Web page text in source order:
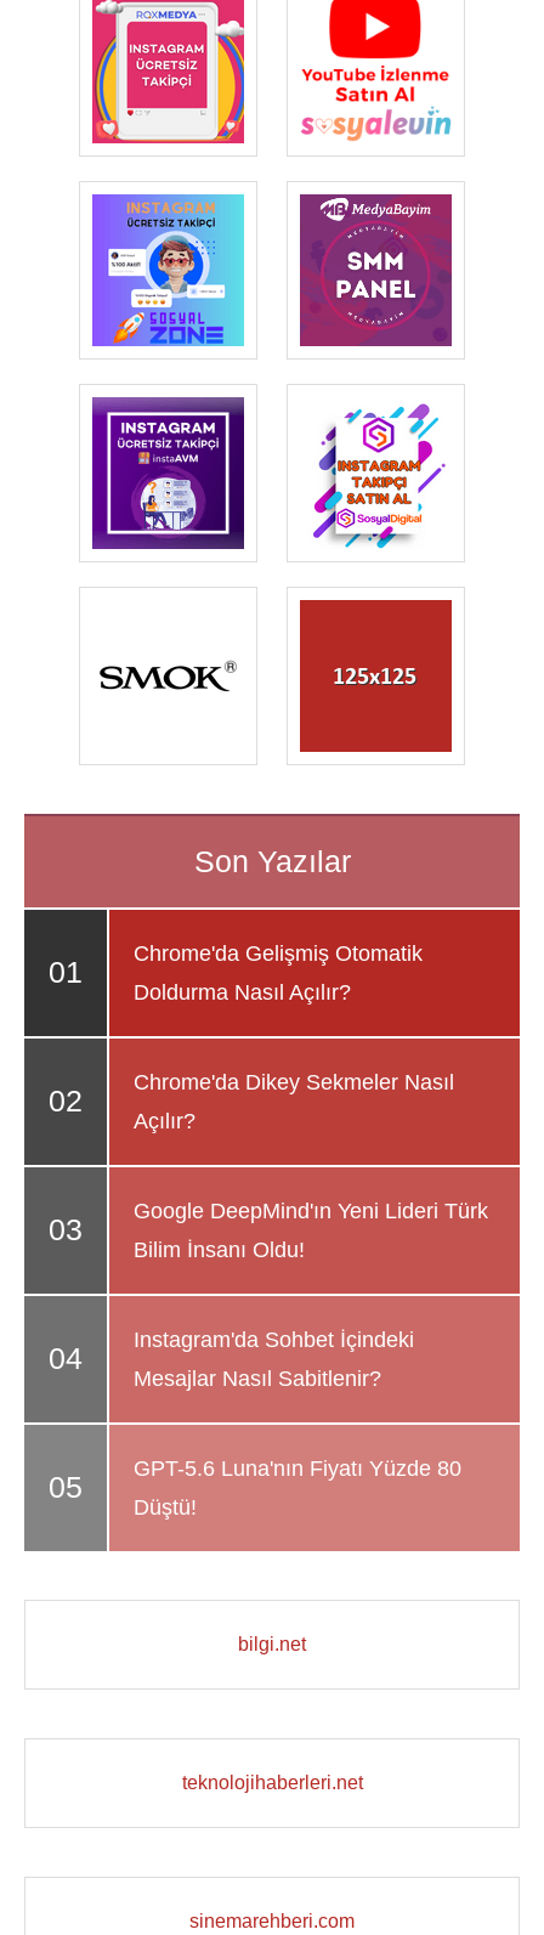
Chrome'da Gelişmiş Otomatik
Doldurma Nasıl Açılır?
Chrome'da Dikey Sekmeler Nasıl
Açılır?
Google DeepMind'ın Yeni Lideri Türk
Bilim İnsanı Oldu!
Instagram'da Sohbet İçindeki
Mesajlar Nasıl Sabitlenir?
GPT-5.6 Luna'nın Fiyatı Yüzde 80
Düştü!
bilgi.net
teknolojihaberleri.net
sinemarehberi.com